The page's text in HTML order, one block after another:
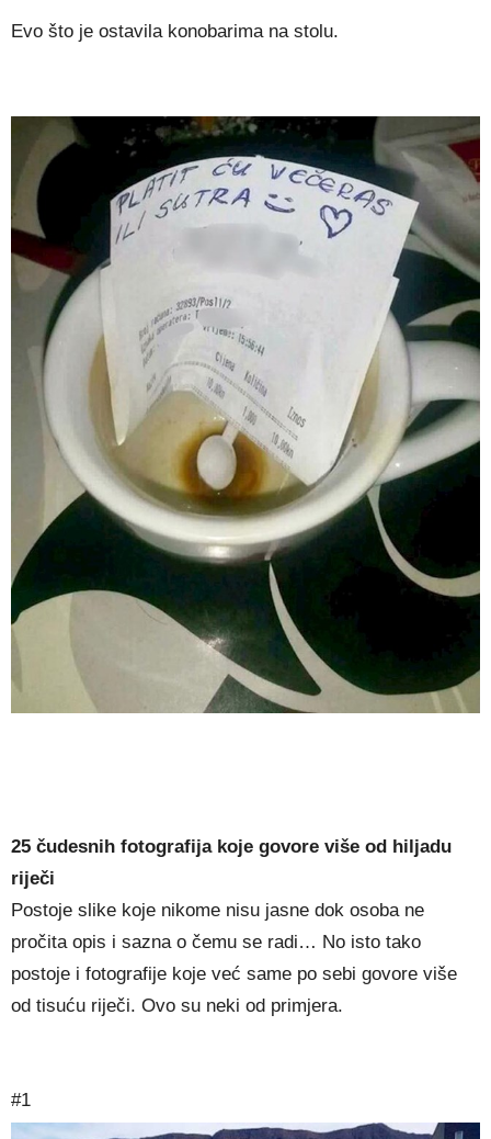
Evo što je ostavila konobarima na stolu.
25 čudesnih fotografija koje govore više od hiljadu
riječi
Postoje slike koje nikome nisu jasne dok osoba ne
pročita opis i sazna o čemu se radi… No isto tako
postoje i fotografije koje već same po sebi govore više
od tisuću riječi. Ovo su neki od primjera.
#1